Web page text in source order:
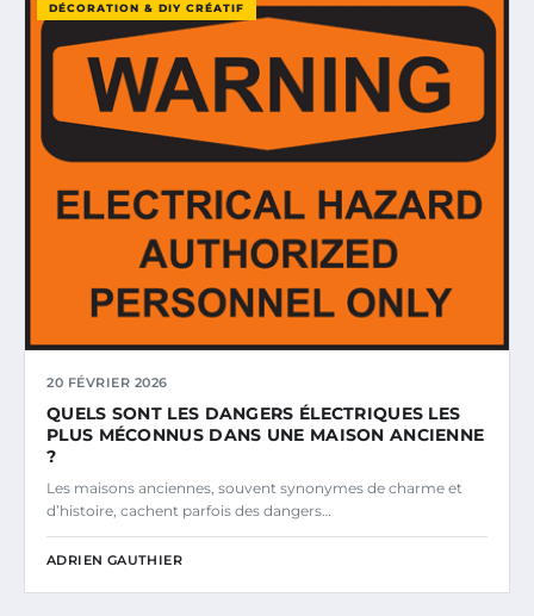
DÉCORATION & DIY CRÉATIF
20 FÉVRIER 2026
QUELS SONT LES DANGERS ÉLECTRIQUES LES
PLUS MÉCONNUS DANS UNE MAISON ANCIENNE
?
Les maisons anciennes, souvent synonymes de charme et
d’histoire, cachent parfois des dangers…
ADRIEN GAUTHIER